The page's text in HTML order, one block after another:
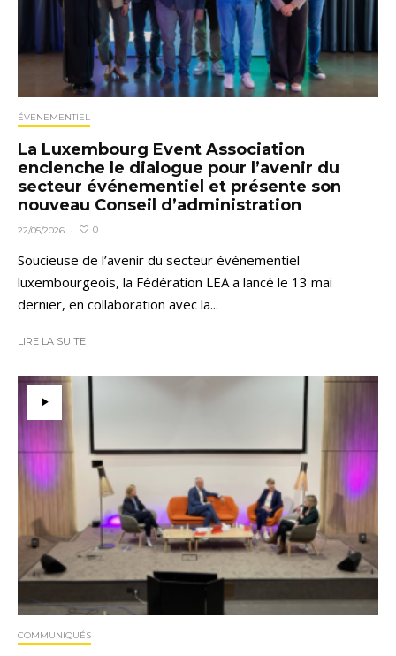
ÉVENEMENTIEL
La Luxembourg Event Association
enclenche le dialogue pour l’avenir du
secteur événementiel et présente son
nouveau Conseil d’administration
22/05/2026 · 0
Soucieuse de l’avenir du secteur événementiel
luxembourgeois, la Fédération LEA a lancé le 13 mai
dernier, en collaboration avec la...
LIRE LA SUITE
COMMUNIQUÉS